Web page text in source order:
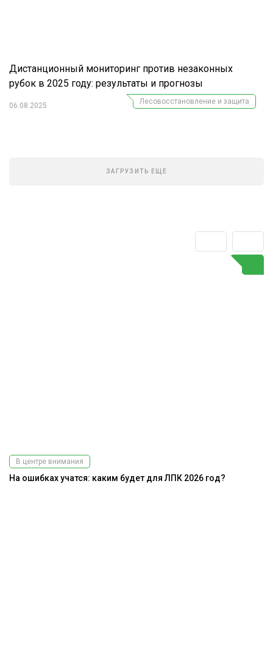
Дистанционный мониторинг против незаконных
рубок в 2025 году: результаты и прогнозы
06.08.2025
Лесовосстановление и защита
В центре внимания
На ошибках учатся: каким будет для ЛПК 2026 год?
ЗАГРУЗИТЬ ЕЩЕ